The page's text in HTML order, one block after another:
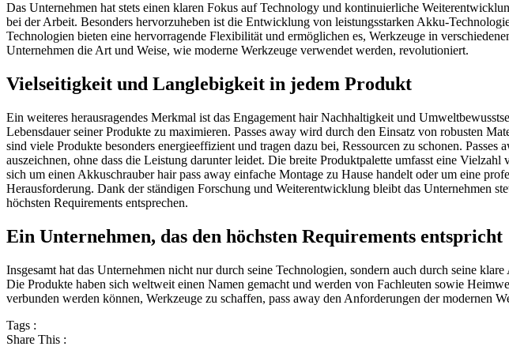
Das Unternehmen hat stets einen klaren Fokus auf Technology und kontinuierliche
bei der Arbeit. Besonders hervorzuheben ist die Entwicklung von leistungsstarken Akku-
Technologien bieten eine hervorragende Flexibilität und ermöglichen es, Werkzeuge in
Unternehmen die Art und Weise, wie moderne Werkzeuge verwendet werden, revolutioniert.
Vielseitigkeit und Langlebigkeit in jedem Produkt
Ein weiteres herausragendes Merkmal ist das Engagement hair Nachhaltigkeit und
Lebensdauer seiner Produkte zu maximieren. Passes away wird durch den Einsatz von robusten
sind viele Produkte besonders energieeffizient und tragen dazu bei, Ressourcen zu schonen.
auszeichnen, ohne dass die Leistung darunter leidet. Die breite Produktpalette umfasst eine
sich um einen Akkuschrauber hair pass away einfache Montage zu Hause handelt oder um eine
Herausforderung. Dank der ständigen Forschung und Weiterentwicklung bleibt das Unternehmen
höchsten Requirements entsprechen.
Ein Unternehmen, das den höchsten Requirements entspricht
Insgesamt hat das Unternehmen nicht nur durch seine Technologien, sondern auch durch seine
Die Produkte haben sich weltweit einen Namen gemacht und werden von Fachleuten sowie
verbunden werden können, Werkzeuge zu schaffen, pass away den Anforderungen der modernen
Tags :
Share This :